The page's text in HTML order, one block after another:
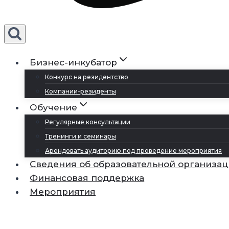
Бизнес-инкубатор
Конкурс на резидентство
Компании-резиденты
Обучение
Регулярные консультации
Тренинги и семинары
Арендовать аудиторию под проведение мероприятия
Сведения об образовательной
Финансовая поддержка
Мероприятия